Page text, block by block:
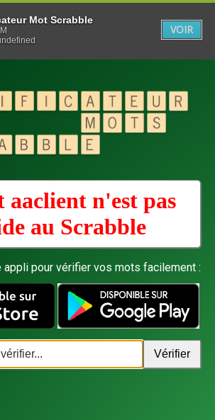
aaclient n'est pas
au Scrabble
appli pour vérifier vos mots facilement :
Mot Scrabble
VOIR